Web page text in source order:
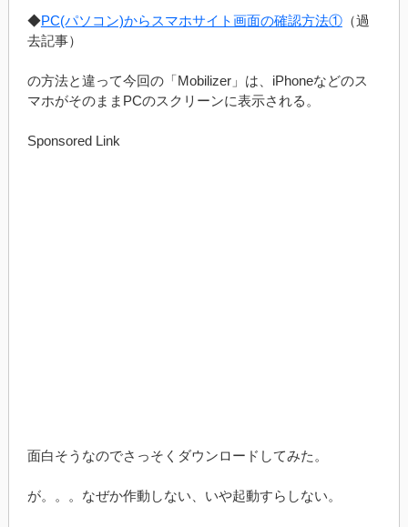
◆PC(パソコン)からスマホサイト画面の確認方法①（過
去記事）
の方法と違って今回の「Mobilizer」は、iPhoneなどのス
マホがそのままPCのスクリーンに表示される。
Sponsored Link
面白そうなのでさっそくダウンロードしてみた。
が。。。なぜか作動しない、いや起動すらしない。